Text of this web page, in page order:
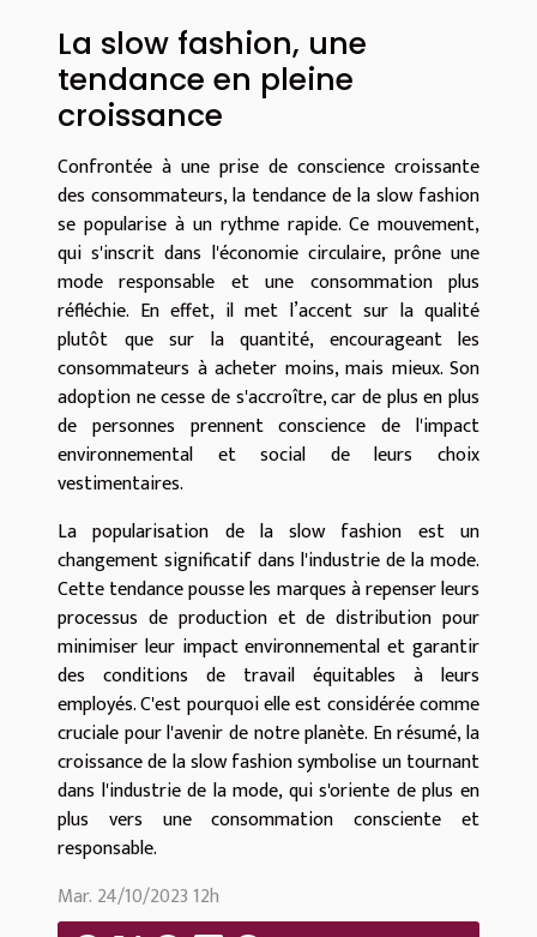
La slow fashion, une
tendance en pleine
croissance
Confrontée à une prise de conscience croissante
des consommateurs, la tendance de la slow fashion
se popularise à un rythme rapide. Ce mouvement,
qui s'inscrit dans l'économie circulaire, prône une
mode responsable et une consommation plus
réfléchie. En effet, il met l’accent sur la qualité
plutôt que sur la quantité, encourageant les
consommateurs à acheter moins, mais mieux. Son
adoption ne cesse de s'accroître, car de plus en plus
de personnes prennent conscience de l'impact
environnemental et social de leurs choix
vestimentaires.
La popularisation de la slow fashion est un
changement significatif dans l'industrie de la mode.
Cette tendance pousse les marques à repenser leurs
processus de production et de distribution pour
minimiser leur impact environnemental et garantir
des conditions de travail équitables à leurs
employés. C'est pourquoi elle est considérée comme
cruciale pour l'avenir de notre planète. En résumé, la
croissance de la slow fashion symbolise un tournant
dans l'industrie de la mode, qui s'oriente de plus en
plus vers une consommation consciente et
responsable.
Mar. 24/10/2023 12h